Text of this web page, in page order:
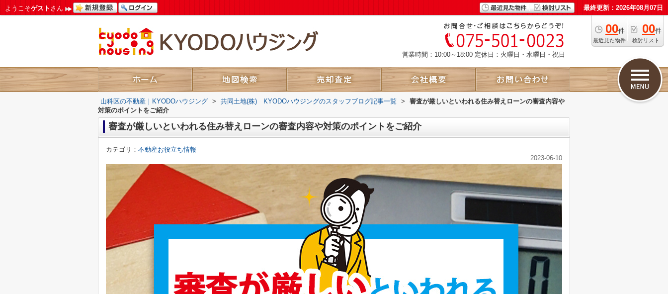
ようこそゲストさん 最終更新：2026年08月07日
00件
最近見た物件
00件
検討リスト
営業時間：10:00～18:00 定休日：火曜日・水曜日・祝日
山科区の不動産｜KYODOハウジング > 共同土地(株) KYODOハウジングのスタッフブログ記事一覧 >
審査が厳しいといわれる住み替えローンの審査内容や
対策のポイントをご紹介
審査が厳しいといわれる住み替えローンの審査内容や対策のポイントをご紹介
カテゴリ： 不動産お役立ち情報
2023-06-10